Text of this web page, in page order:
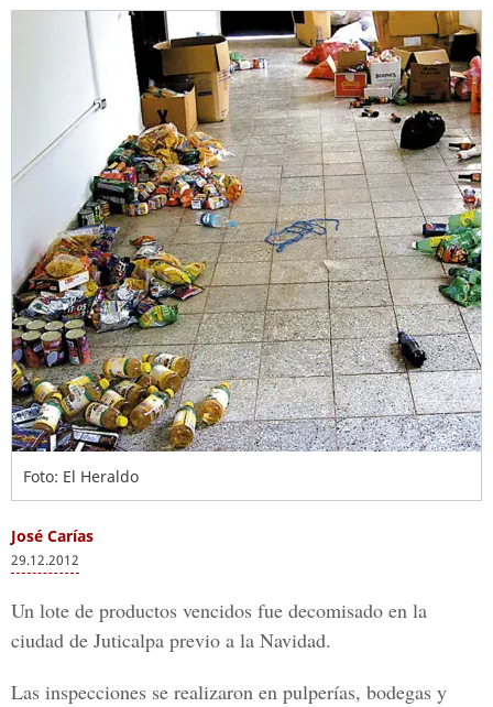
Foto: El Heraldo
José Carías
29.12.2012
Un lote de productos vencidos fue decomisado en la
ciudad de Juticalpa previo a la Navidad.
Las inspecciones se realizaron en pulperías, bodegas y